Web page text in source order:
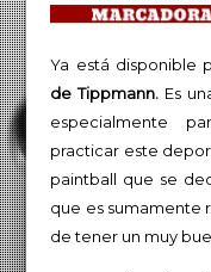
Ya está disponible
de Tippmann. Es
especialmente
practicar este
paintball que se
que es sumamente
de tener un muy